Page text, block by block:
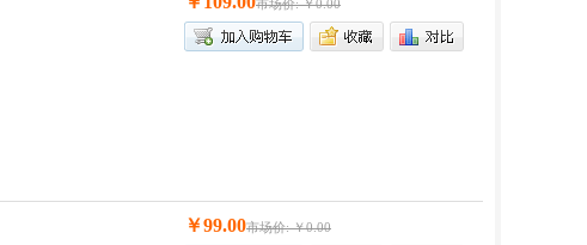
市场价: ￥0.00
￥99.00市场价: ￥0.00